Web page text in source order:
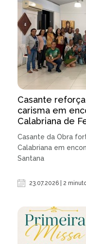
Casante
carisma em
Calabriana de
Casante da Obra
Calabriana em
Santana
23.07.2026 | 2